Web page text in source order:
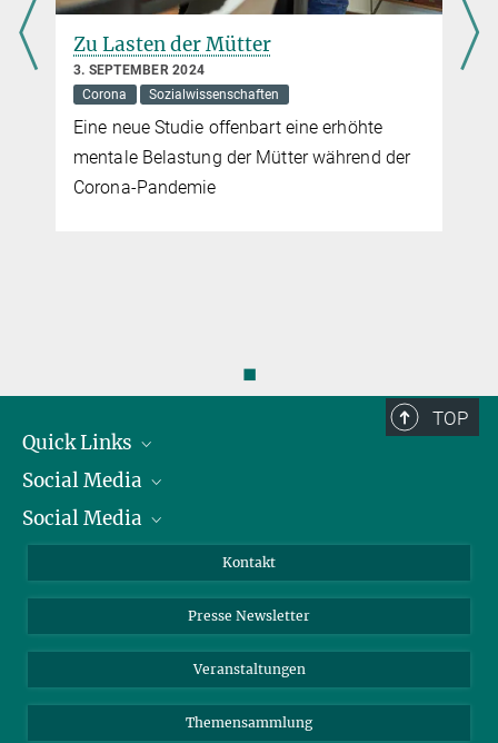
Zu Lasten der Mütter
3. SEPTEMBER 2024
Corona
Sozialwissenschaften
Eine neue Studie offenbart eine erhöhte
mentale Belastung der Mütter während der
Corona-Pandemie
◼
TOP
Quick Links
Präsident
Zahlen und Fakten
Meldestelle Fehlverhalten
Social Media
Bluesky
TikTok
Social Media
Instagram
YouTube
Kontakt
Presse Newsletter
Veranstaltungen
Themensammlung